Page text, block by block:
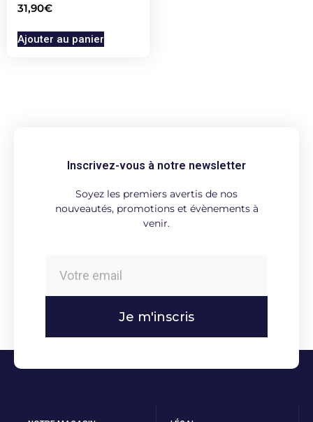
31,90€
Ajouter au panier
Inscrivez-vous à notre newsletter
Soyez les premiers avertis de nos
nouveautés, promotions et évènements à
venir.
Je m'inscris